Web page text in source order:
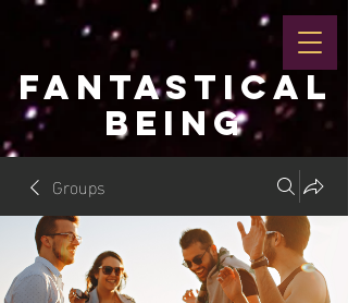
FANTASTICAL
BEING
Groups